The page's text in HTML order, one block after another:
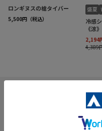
INFORMATION